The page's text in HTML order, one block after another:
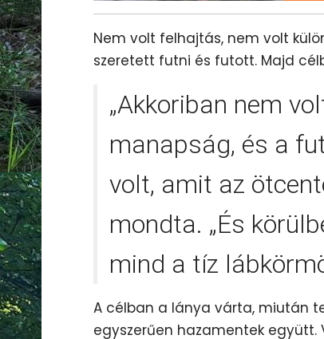
Nem volt felhajtás, nem volt
szeretett futni és futott. Majd
„Akkoriban nem
manapság, és a
volt, amit az
mondta. „És
mind a tíz
A célban a lánya várta, miután
egyszerűen hazamentek együtt.